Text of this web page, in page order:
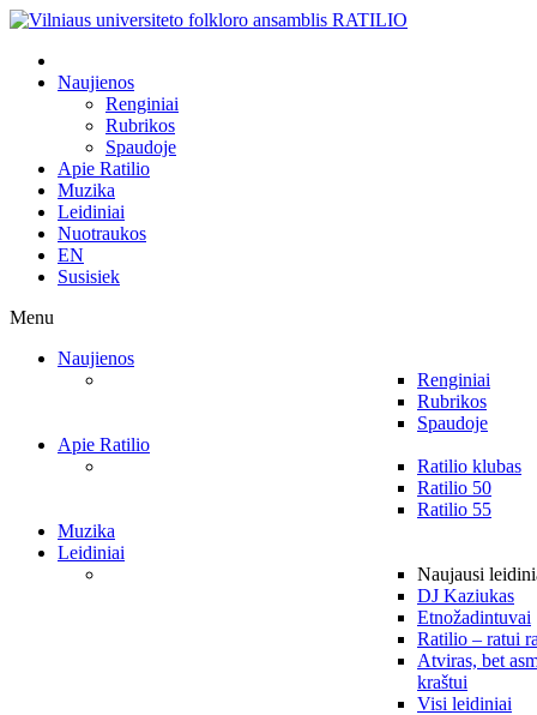
Naujienos
Renginiai
Rubrikos
Spaudoje
Apie Ratilio
Muzika
Leidiniai
Nuotraukos
EN
Susisiek
Menu
Naujienos
Renginiai
Rubrikos
Spaudoje
Apie Ratilio
Ratilio klubas
Ratilio 50
Ratilio 55
Muzika
Leidiniai
Naujausi
DJ Kaziukas
Etnožadintuvai
Ratilio – ratui
Atviras, bet
kraštui
Visi leidiniai